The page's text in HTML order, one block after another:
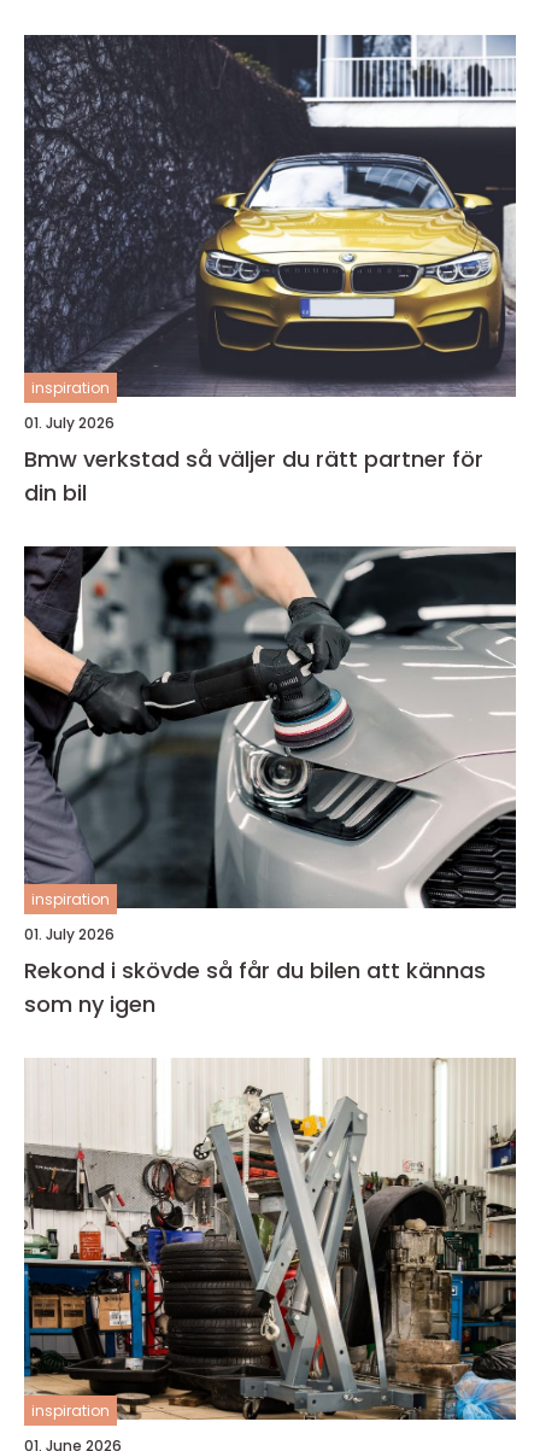
inspiration
01. July 2026
Bmw verkstad så väljer du rätt partner för
din bil
inspiration
01. July 2026
Rekond i skövde så får du bilen att kännas
som ny igen
inspiration
01. June 2026